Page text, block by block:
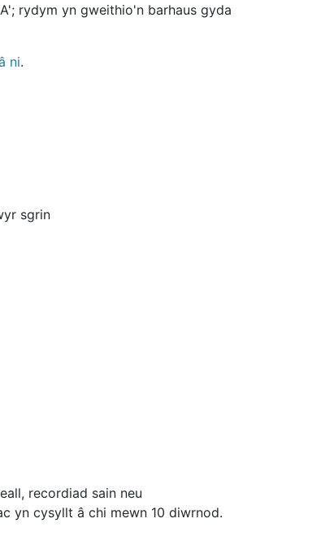
rydym yn gweithio'n barhaus gyda
ni.
sgrin
recordiad sain neu
yn cysyllt â chi mewn 10 diwrnod.